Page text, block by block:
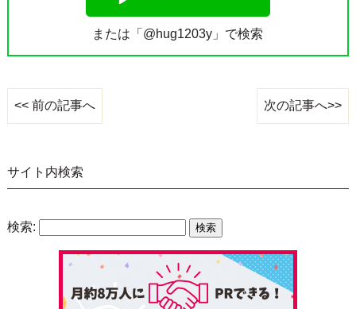
または「@hug1203y」で検索
<< 前の記事へ 次の記事へ>>
サイト内検索
検索: